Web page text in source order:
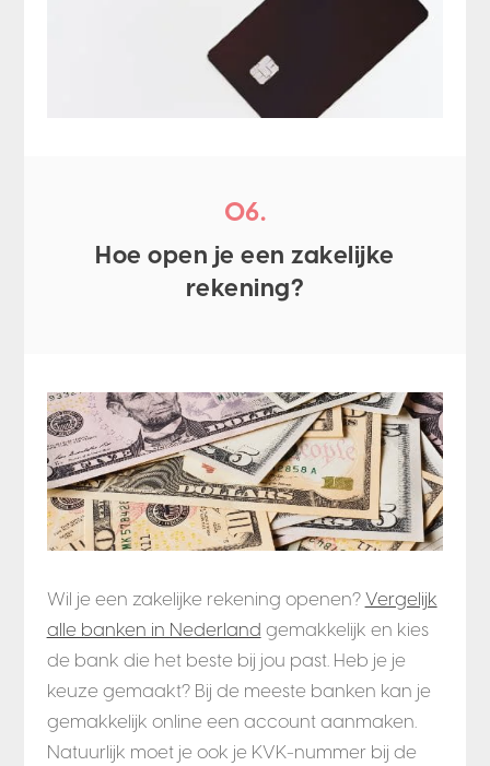
06.
Hoe open je een zakelijke
rekening?
Wil je een zakelijke rekening openen? Vergelijk
alle banken in Nederland gemakkelijk en kies
de bank die het beste bij jou past. Heb je je
keuze gemaakt? Bij de meeste banken kan je
gemakkelijk online een account aanmaken.
Natuurlijk moet je ook je KVK-nummer bij de